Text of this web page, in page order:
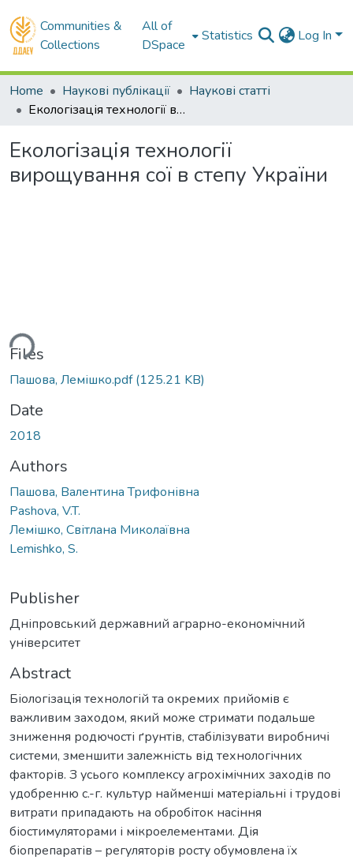
Communities &
Collections
All of
DSpace
Statistics Log In
Home Наукові публікації
Наукові статті
Екологізація технології вирощування сої в степу України
Екологізація технології
вирощування сої в степу України
Files
Пашова, Лемішко.pdf(125.21 KB)
Date
2018
Authors
Пашова, Валентина Трифонівна
Pashova, V.T.
Лемішко, Світлана Миколаївна
Lemishko, S.
Publisher
Дніпровський державний аграрно-економічний
університет
Abstract
Біологізація технологій та окремих прийомів є
важливим заходом, який може стримати подальше
зниження родючості ґрунтів, стабілізувати виробничі
системи, зменшити залежність від технологічних
факторів. З усього комплексу агрохімічних заходів по
удобренню с.-г. культур найменші матеріальні і трудові
витрати припадають на обробіток насіння
біостимуляторами і мікроелементами. Дія
біопрепаратів – регуляторів росту обумовлена їх